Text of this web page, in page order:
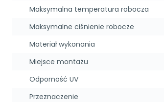
Maksymalna temperatura robocza
Maksymalne ciśnienie robocze
Materiał wykonania
Miejsce montażu
Odporność UV
Przeznaczenie